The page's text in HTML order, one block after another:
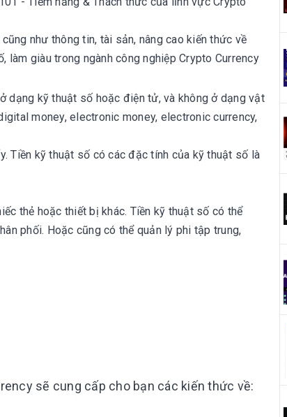
như thông tin, tài sản, nâng cao kiến thức về
giàu trong ngành công nghiệp Crypto Currency
dạng kỹ thuật số hoặc điện tử, và không ở dạng vật
money, electronic money, electronic currency,
Tiền kỹ thuật số có các đặc tính của kỹ thuật số là
thẻ hoặc thiết bị khác. Tiền kỹ thuật số có thể
phối. Hoặc cũng có thể quản lý phi tập trung,
sẽ cung cấp cho bạn các kiến thức về: